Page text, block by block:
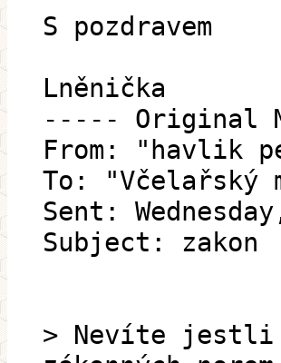
S pozdravem
Lněnička
----- Original
From: "havlik
To:
Sent:
Subject: zakon
> Nevíte jestli